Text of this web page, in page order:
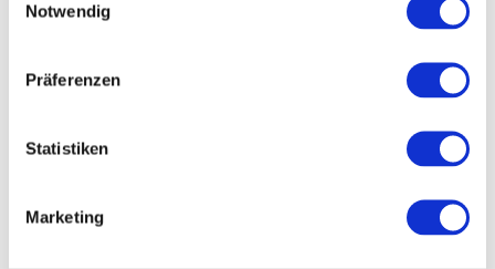
Notwendig
Präferenzen
Statistiken
Marketing
Gemeinde:
100-180 m
Bereich:
Einzellage: